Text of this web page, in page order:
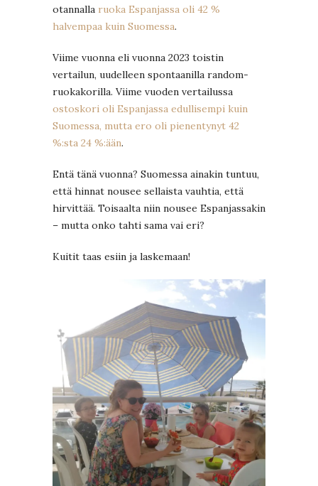
otannalla ruoka Espanjassa oli 42 %
halvempaa kuin Suomessa.
Viime vuonna eli vuonna 2023 toistin
vertailun, uudelleen spontaanilla random-
ruokakorilla. Viime vuoden vertailussa
ostoskori oli Espanjassa edullisempi kuin
Suomessa, mutta ero oli pienentynyt 42
%:sta 24 %:ään.
Entä tänä vuonna? Suomessa ainakin tuntuu,
että hinnat nousee sellaista vauhtia, että
hirvittää. Toisaalta niin nousee Espanjassakin
– mutta onko tahti sama vai eri?
Kuitit taas esiin ja laskemaan!